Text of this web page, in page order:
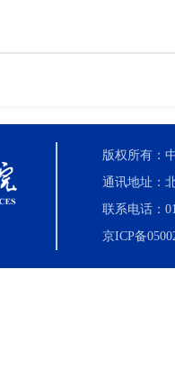
版权所有：
通讯地址：
联系电话：
京ICP备